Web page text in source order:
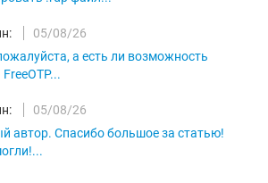
05/08/26
а есть ли возможность
05/08/26
автор. Спасибо большое за статью!